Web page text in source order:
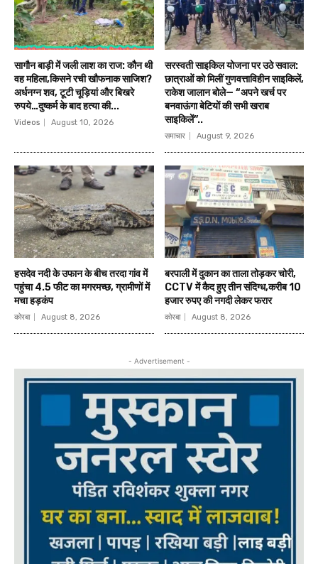
सागौन बाड़ी में जली लाश का राज: कौन थी
वह महिला,किसने रची खौफनाक साजिश?
अर्धनग्न शव, टूटी चूड़ियां और बिखरे
रुपये…दुष्कर्म के बाद हत्या की...
Videos August 10, 2026
सरस्वती साइकिल योजना पर उठे सवाल:
छात्राओं को मिलीं गुणवत्ताविहीन साइकिलें,
राकेश जालान बोले— “अपने खर्च पर
बनवाऊंगा बेटियों की सभी खराब
साइकिलें”..
समाचार August 9, 2026
हसदेव नदी के उफान के बीच तरदा गांव में
पहुंचा 4.5 फीट का मगरमच्छ, ग्रामीणों में
मचा हड़कंप
कोरबा August 8, 2026
बरपाली में दुकान का ताला तोड़कर चोरी,
CCTV में कैद हुए तीन संदिग्ध,करीब 10
हजार रुपए की नगदी लेकर फरार
कोरबा August 8, 2026
- Advertisement -